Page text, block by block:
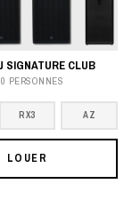
SIGNATURE CLUB
PERSONNES
RX3 AZ
LOUER